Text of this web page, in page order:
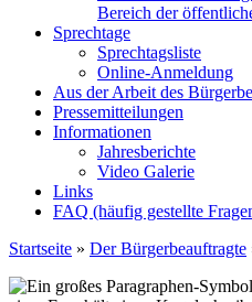
Bereich der
Sprechtage
Sprechtagsliste
Online-Anmeldung
Aus der Arbeit des
Pressemitteilungen
Informationen
Jahresberichte
Video Galerie
Links
FAQ (häufig gestellte
Startseite » Der Bürgerbeauftragte